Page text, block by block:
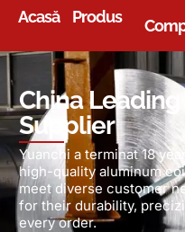
Acasă Produs
China
Supplier
Yuanchi a terminat 18
high-quality aluminum
meet diverse customer
for their durability,
every order.